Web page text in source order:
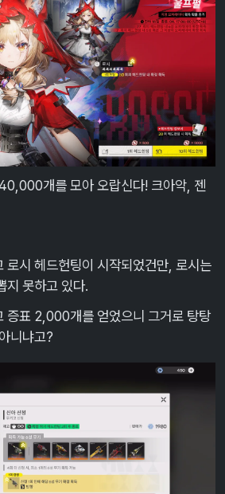
개를 모아 오랍신다! 크아악, 젠
로시 헤드헌팅이 시작되었건만, 로시는
지 못하고 있다.
증표 2,000개를 얻었으니 그거로 탕탕
니냐고?